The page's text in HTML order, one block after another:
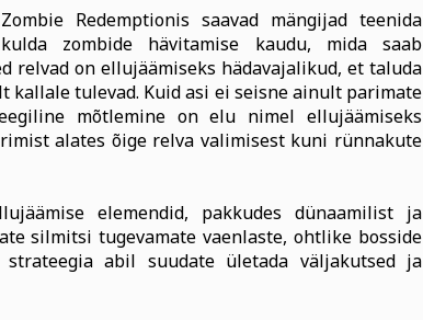
Zombie Redemptionis saavad mängijad teenida
kulda zombide hävitamise kaudu, mida saab
relvad on ellujäämiseks hädavajalikud, et taluda
kallale tulevad. Kuid asi ei seisne ainult parimate
mõtlemine on elu nimel ellujäämiseks
alates õige relva valimisest kuni rünnakute
elemendid, pakkudes dünaamilist ja
silmitsi tugevamate vaenlaste, ohtlike bosside
strateegia abil suudate ületada väljakutsed ja